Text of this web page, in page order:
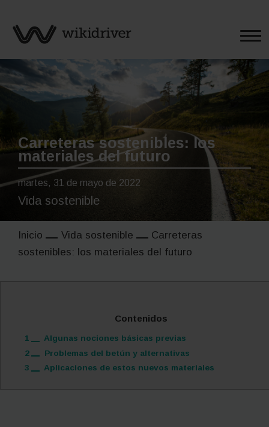
Carreteras sostenibles: los
materiales del futuro
martes, 31 de mayo de 2022
Vida sostenible
Inicio Vida sostenible
Carreteras
sostenibles: los materiales del futuro
Contenidos
1
Algunas nociones básicas previas
2
Problemas del betún y alternativas
3
Aplicaciones de estos nuevos materiales